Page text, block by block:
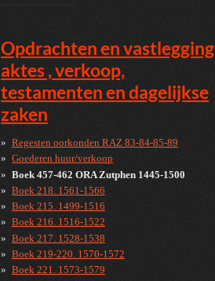
Opdrachten en vastlegging
aktes , verkoop,
testamenten en dagelijkse
zaken
Regesten oorkonden RAZ 83-84-85-89
Goederen huur/verkoop
Boek 457-462 ORA Zutphen 1445-1500
Boek 218. 1561-1566
Boek 215. 1499-1516
Boek 216. 1516-1522
Boek 217. 1528-1538
Boek 219-220. 1570-1572
Boek 221. 1573-1579